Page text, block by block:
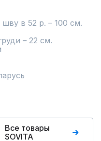
в 52 р. – 100 см.
– 22 см.
Все товары
SOVITA